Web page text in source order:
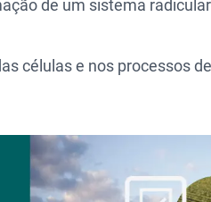
de um sistema
células e nos processos